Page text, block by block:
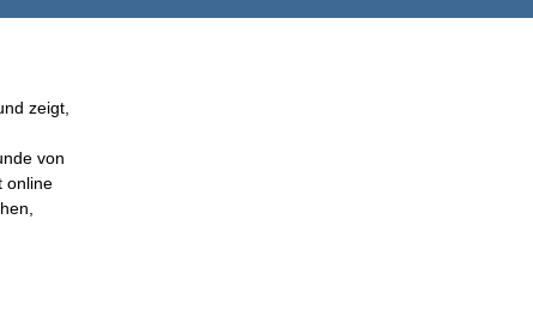
zeigt,
von
online